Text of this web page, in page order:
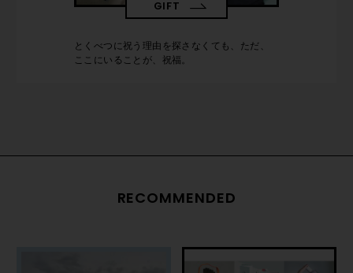
GIFT
とくべつに祝う理由を探さなくても、ただ、
ここにいることが、祝福。
RECOMMENDED